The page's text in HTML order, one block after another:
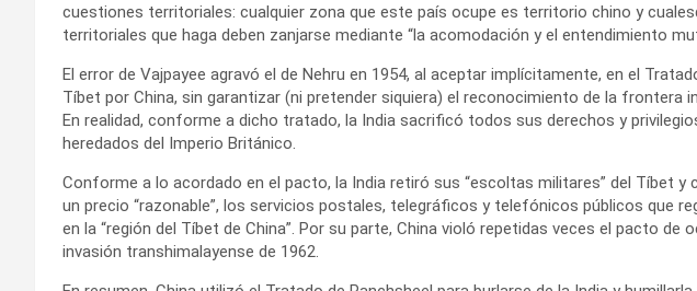
cuestiones territoriales: cualquier zona que este país ocupe es territorio chino y
territoriales que haga deben zanjarse mediante “la acomodación y el entendimiento
El error de Vajpayee agravó el de Nehru en 1954, al aceptar implícitamente, en el
Tíbet por China, sin garantizar (ni pretender siquiera) el reconocimiento de la frontera
En realidad, conforme a dicho tratado, la India sacrificó todos sus derechos y
heredados del Imperio Británico.
Conforme a lo acordado en el pacto, la India retiró sus “escoltas militares” del Tíbet y
un precio “razonable”, los servicios postales, telegráficos y telefónicos públicos que
en la “región del Tíbet de China”. Por su parte, China violó repetidas veces el pacto de
invasión transhimalayense de 1962.